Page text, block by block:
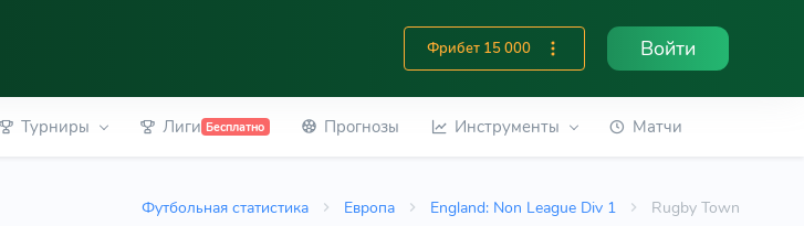
Фрибет 15 000 Войти
Турниры Лиги Бесплатно Прогнозы Инструменты Матчи
Футбольная статистика Европа England: Non League Div 1 Rugby Town